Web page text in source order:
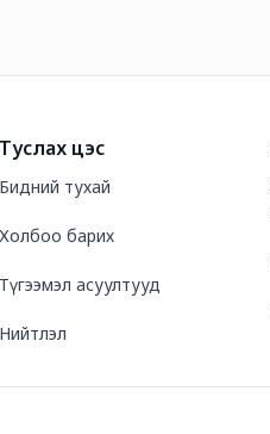
Туслах цэс
Бидний тухай
Холбоо барих
Түгээмэл асуултууд
Нийтлэл